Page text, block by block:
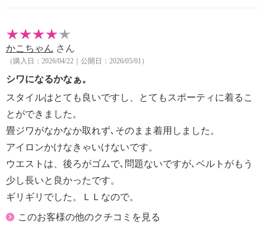
・漂白処理：塩素系・酸素系漂白不可
・自然乾燥：日陰の吊り干し
・アイロン仕上げ：可（低温）
・ドライクリーニング：石油系ドライクリーニング可
・ウエットクリーニング：可
【メンテナンス（ケアラベル）】
・長時間照射による変退色注意
・単品洗い
・水や汗などによる色落ち、色移り注意
・摩擦による色落ち、色移り注意
・素材の特性上、多少の縮みあり
・ネット使用
【原産国（地）】
・中国製
かこちゃん さん
（購入日：2026/04/22｜公開日：2026/05/01）
シワになるかなぁ。
スタイルはとても良いですし、とてもスポーティに着るこ
とができました。
畳ジワがなかなか取れず､そのまま着用しました。
アイロンかけなきゃいけないです。
ウエストは、後ろがゴムで､問題ないですが､ベルトがもう
少し長いと良かったです。
ギリギリでした。ＬＬなので。
このお客様の他のクチコミを見る